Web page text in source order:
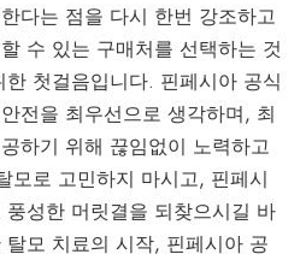
다는 점을 다시 한번 강조하고
수 있는 구매처를 선택하는 것
첫걸음입니다. 핀페시아 공식
전을 최우선으로 생각하며, 최
하기 위해 끊임없이 노력하고
모로 고민하지 마시고, 핀페시
성한 머릿결을 되찾으시길 바
모 치료의 시작, 핀페시아 공